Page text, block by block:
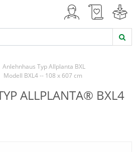
Anlehnhaus Typ Allplanta BXL
Modell BXL4 -- 108 x 607 cm
ALLPLANTA® BXL4